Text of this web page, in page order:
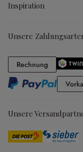
Inspiration
Unsere
RechnungRechnung
Unsere